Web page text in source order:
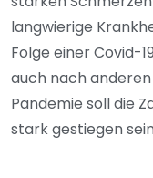
langwierige
Folge einer Covid-
auch nach
Pandemie soll die
stark gestiegen